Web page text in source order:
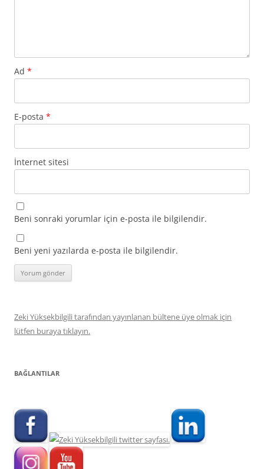
Ad *
E-posta *
İnternet sitesi
Beni sonraki yorumlar için e-posta ile bilgilendir.
Beni yeni yazılarda e-posta ile bilgilendir.
Zeki Yüksekbilgili tarafından yayınlanan bültene üye olmak için
lütfen buraya tıklayın.
BAĞLANTILAR